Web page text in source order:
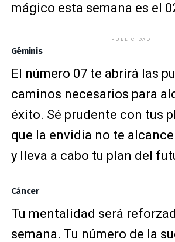
mágico esta semana es el
PUBLICIDAD
Géminis
El número 07 te abrirá las
caminos necesarios para
éxito. Sé prudente con tus
que la envidia no te
y lleva a cabo tu plan del
Cáncer
Tu mentalidad será
semana. Tu número de la